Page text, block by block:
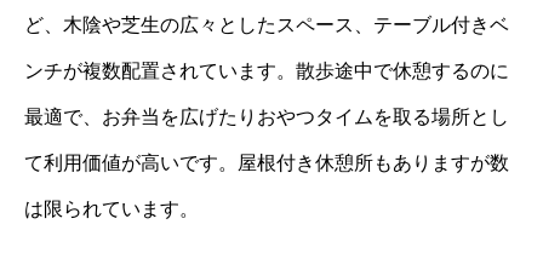
ど、木陰や芝生の広々としたスペース、テーブル付きベ
ンチが複数配置されています。散歩途中で休憩するのに
最適で、お弁当を広げたりおやつタイムを取る場所とし
て利用価値が高いです。屋根付き休憩所もありますが数
は限られています。